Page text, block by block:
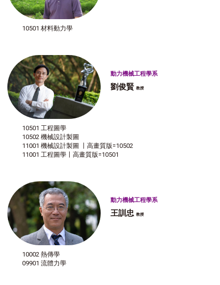
10501 材料動力學
動力機械工程學系
劉俊賢 教授
10501 工程圖學
10502 機械設計製圖
11001 機械設計製圖 〡高畫質版=10502
11001 工程圖學〡高畫質版=10501
動力機械工程學系
王訓忠 教授
10002 熱傳學
09901 流體力學